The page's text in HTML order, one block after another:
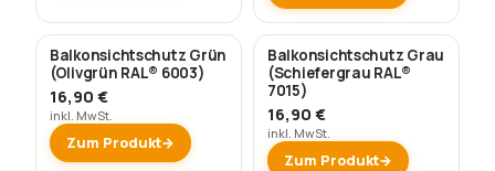
Balkonsichtschutz Grün
(Olivgrün RAL® 6003)
16,90 €
inkl. MwSt.
Zum Produkt
Balkonsichtschutz Grau
(Schiefergrau RAL®
7015)
16,90 €
inkl. MwSt.
Zum Produkt